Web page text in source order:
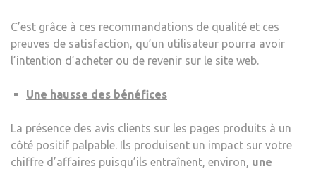
C’est grâce à ces recommandations de qualité et ces
preuves de satisfaction, qu’un utilisateur pourra avoir
l’intention d’acheter ou de revenir sur le site web.
Une hausse des bénéfices
La présence des avis clients sur les pages produits à un
côté positif palpable. Ils produisent un impact sur votre
chiffre d’affaires puisqu’ils entraînent, environ, une